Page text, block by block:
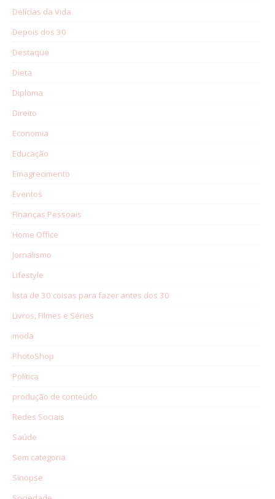
Delícias da Vida
Depois dos 30
Destaque
Dieta
Diploma
Direito
Economia
Educação
Emagrecimento
Eventos
Finanças Pessoais
Home Office
Jornalismo
Lifestyle
lista de 30 coisas para fazer antes dos 30
Livros, Filmes e Séries
moda
PhotoShop
Política
produção de conteúdo
Redes Sociais
Saúde
Sem categoria
Sinopse